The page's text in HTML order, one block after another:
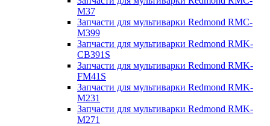
M37
Запчасти для мультиварки Redmond RMC-
M399
Запчасти для мультиварки Redmond RMK-
CB391S
Запчасти для мультиварки Redmond RMK-
FM41S
Запчасти для мультиварки Redmond RMK-
M231
Запчасти для мультиварки Redmond RMK-
M271